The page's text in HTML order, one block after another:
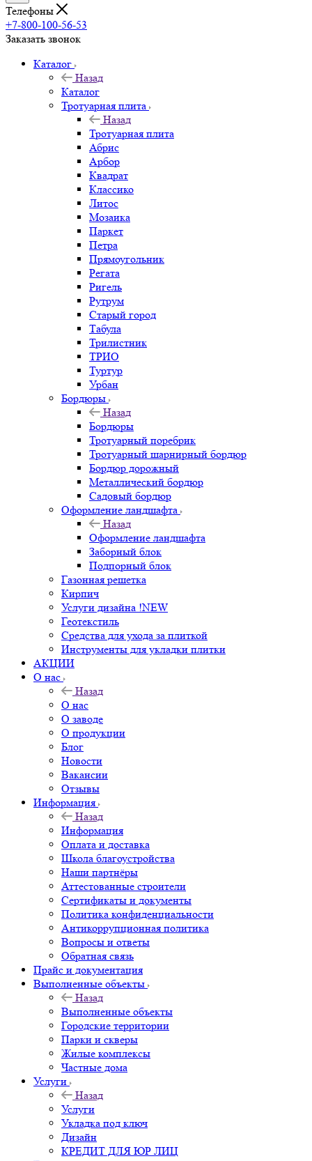
Телефоны
+7-800-100-56-53
Заказать звонок
Каталог
Назад
Каталог
Тротуарная плита
Назад
Тротуарная плита
Абрис
Арбор
Квадрат
Классико
Литос
Мозаика
Паркет
Петра
Прямоугольник
Регата
Ригель
Рутрум
Старый город
Табула
Трилистник
ТРИО
Туртур
Урбан
Бордюры
Назад
Бордюры
Тротуарный поребрик
Тротуарный шарнирный бордюр
Бордюр дорожный
Металлический бордюр
Садовый бордюр
Оформление ландшафта
Назад
Оформление ландшафта
Заборный блок
Подпорный блок
Газонная решетка
Кирпич
Услуги дизайна !NEW
Геотекстиль
Средства для ухода за плиткой
Инструменты для укладки плитки
АКЦИИ
О нас
Назад
О нас
О заводе
О продукции
Блог
Новости
Вакансии
Отзывы
Информация
Назад
Информация
Оплата и доставка
Школа благоустройства
Наши партнёры
Аттестованные строители
Сертификаты и документы
Политика конфиденциальности
Антикоррупционная политика
Вопросы и ответы
Обратная связь
Прайс и документация
Выполненные объекты
Назад
Выполненные объекты
Городские территории
Парки и скверы
Жилые комплексы
Частные дома
Услуги
Назад
Услуги
Укладка под ключ
Дизайн
КРЕДИТ ДЛЯ ЮР ЛИЦ